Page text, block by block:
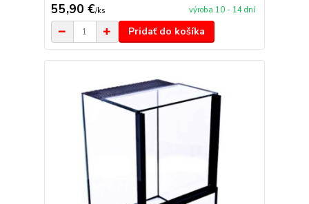
55,90 €/ks výroba 10 - 14 dní
Pridať do košíka